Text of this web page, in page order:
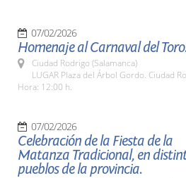
07/02/2026
Homenaje al Carnaval del
Ciudad Rodrigo (Salamanca)
LUGAR Plaza del Árbol Gordo. Ciudad
Hora: 12:00 h.
07/02/2026
Celebración de la Fiesta de la
Matanza Tradicional, en
pueblos de la provincia.